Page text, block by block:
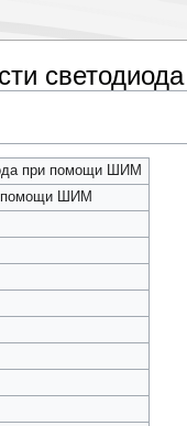
при помощи ШИМ
помощи ШИМ